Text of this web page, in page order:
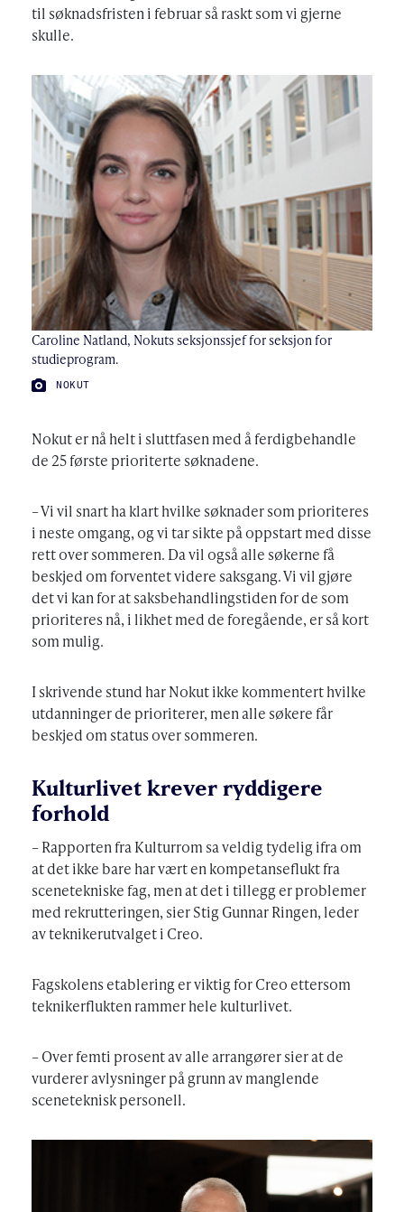
til søknadsfristen i februar så raskt som vi gjerne
skulle.
Caroline Natland, Nokuts seksjonssjef for seksjon for
studieprogram.
FOTO:
NOKUT
Nokut er nå helt i sluttfasen med å ferdigbehandle
de 25 første prioriterte søknadene.
– Vi vil snart ha klart hvilke søknader som prioriteres
i neste omgang, og vi tar sikte på oppstart med disse
rett over sommeren. Da vil også alle søkerne få
beskjed om forventet videre saksgang. Vi vil gjøre
det vi kan for at saksbehandlingstiden for de som
prioriteres nå, i likhet med de foregående, er så kort
som mulig.
I skrivende stund har Nokut ikke kommentert hvilke
utdanninger de prioriterer, men alle søkere får
beskjed om status over sommeren.
Kulturlivet krever ryddigere
forhold
– Rapporten fra Kulturrom sa veldig tydelig ifra om
at det ikke bare har vært en kompetanseflukt fra
scenetekniske fag, men at det i tillegg er problemer
med rekrutteringen, sier Stig Gunnar Ringen, leder
av teknikerutvalget i Creo.
Fagskolens etablering er viktig for Creo ettersom
teknikerflukten rammer hele kulturlivet.
– Over femti prosent av alle arrangører sier at de
vurderer avlysninger på grunn av manglende
sceneteknisk personell.